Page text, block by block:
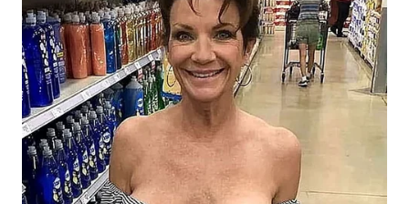
WN
LANGKAT
WN
TAPANULI
SELATAN
WN
TANJUNG